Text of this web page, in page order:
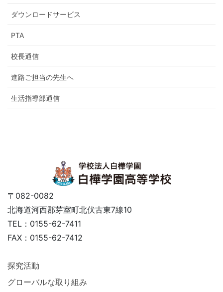
ダウンロードサービス
PTA
校長通信
進路ご担当の先生へ
生活指導部通信
〒082-0082
北海道河西郡芽室町北伏古東7線10
TEL：0155-62-7411
FAX：0155-62-7412
探究活動
グローバルな取り組み